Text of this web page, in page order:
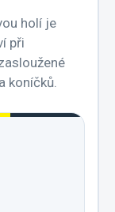
holí je
při
koníčků.